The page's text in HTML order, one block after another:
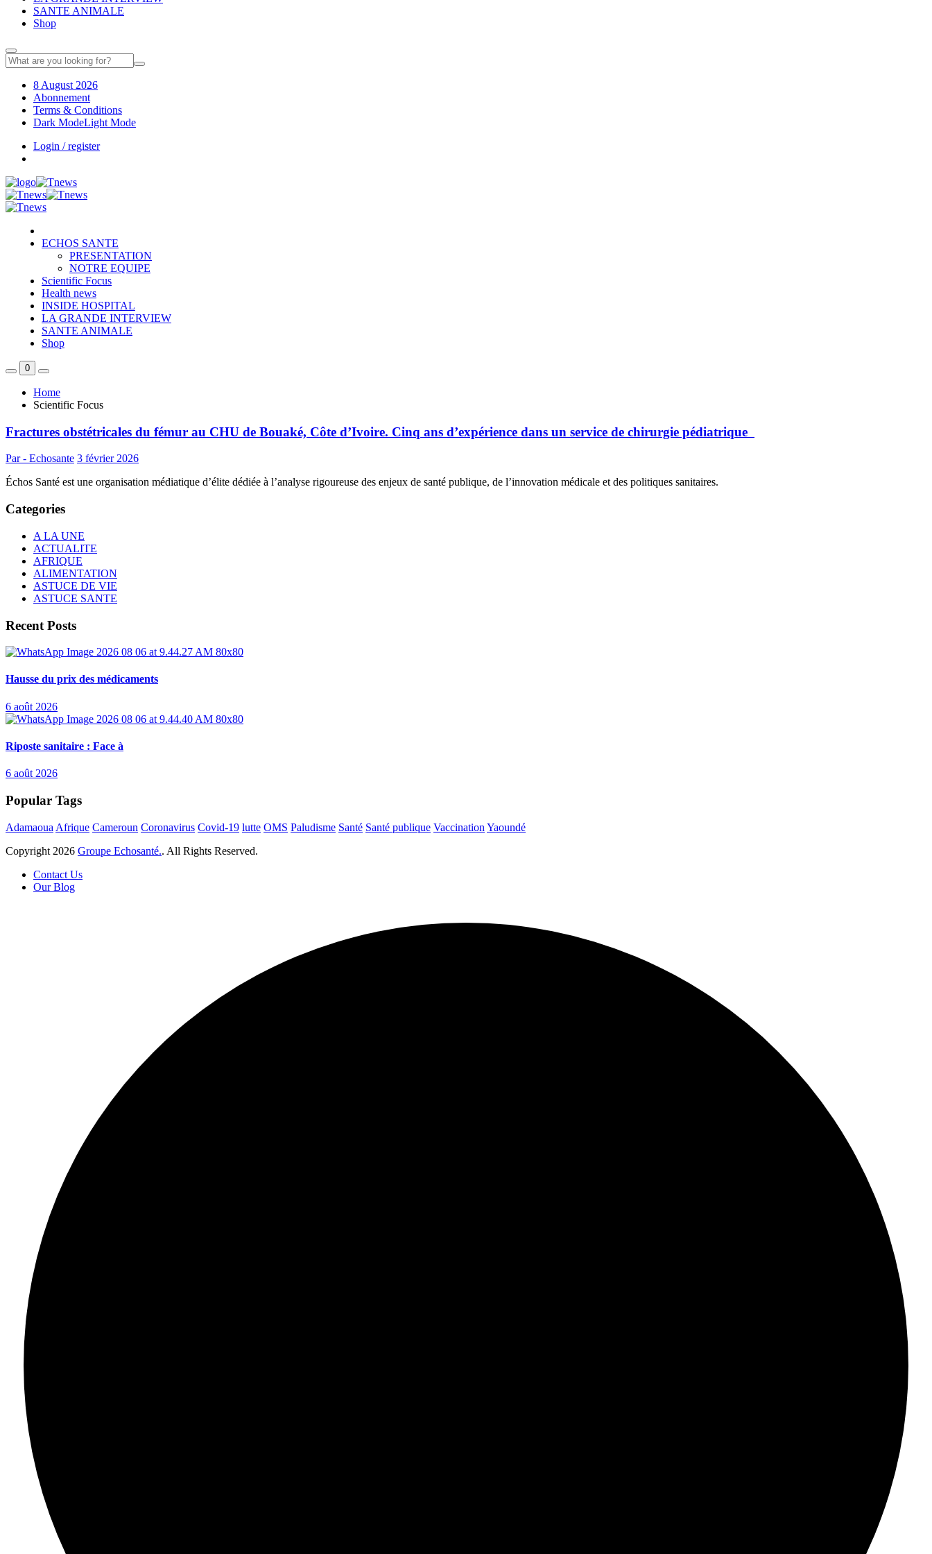
SANTE ANIMALE
Shop
8 August 2026
Abonnement
Terms & Conditions
Dark ModeLight Mode
Login / register
ECHOS SANTE
PRESENTATION
NOTRE EQUIPE
Scientific Focus
Health news
INSIDE HOSPITAL
LA GRANDE INTERVIEW
SANTE ANIMALE
Shop
0
Home
Scientific Focus
Fractures obstétricales du fémur au CHU de Bouaké, Côte d’Ivoire. Cinq ans d’expérience dans un service de chirurgie pédiatrique
Par - Echosante 3 février 2026
Échos Santé est une organisation médiatique d’élite dédiée à l’analyse rigoureuse des enjeux de santé publique, de l’innovation médicale et des politiques sanitaires.
Categories
A LA UNE
ACTUALITE
AFRIQUE
ALIMENTATION
ASTUCE DE VIE
ASTUCE SANTE
Recent Posts
Hausse du prix des médicaments
6 août 2026
Riposte sanitaire : Face à
6 août 2026
Popular Tags
Adamaoua Afrique Cameroun Coronavirus Covid-19 lutte OMS Paludisme Santé Santé publique Vaccination Yaoundé
Copyright 2026 Groupe Echosanté.. All Rights Reserved.
Contact Us
Our Blog